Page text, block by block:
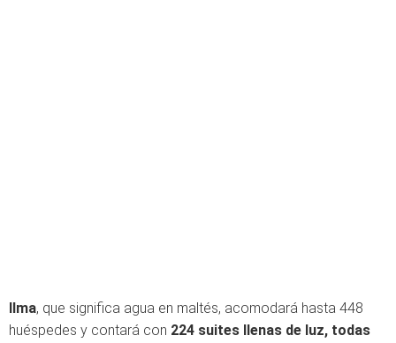
Ilma, que significa agua en maltés, acomodará hasta 448
huéspedes y contará con 224 suites llenas de luz, todas